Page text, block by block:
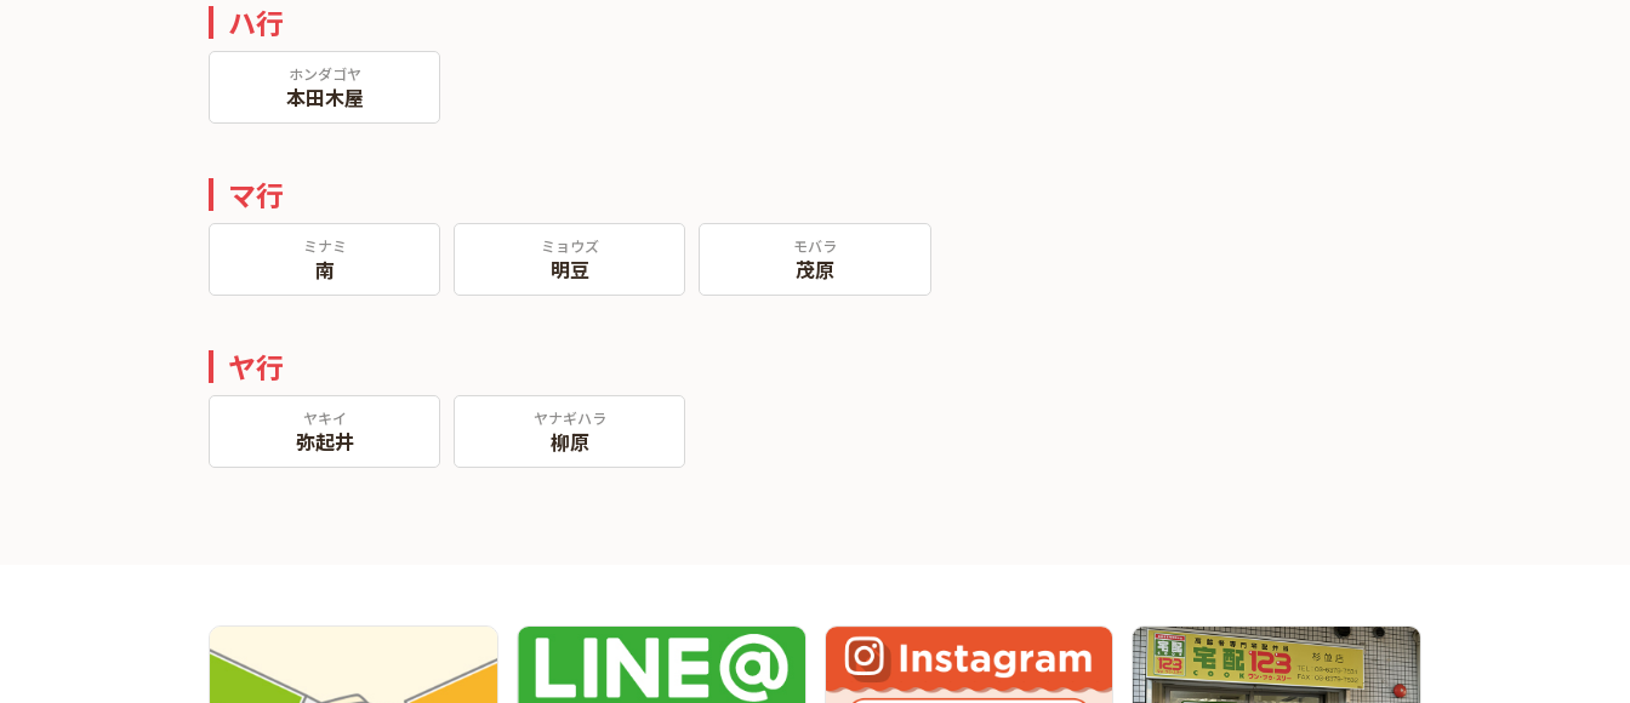
ハ行
ホンダゴヤ
本田木屋
マ行
ミナミ
南
ミョウズ
明豆
モバラ
茂原
ヤ行
ヤキイ
弥起井
ヤナギハラ
柳原